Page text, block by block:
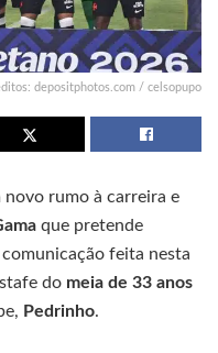
depositphotos.com / celsopupo
rumo à carreira e
que pretende
comunicação feita nesta
do meia de 33 anos
Pedrinho.